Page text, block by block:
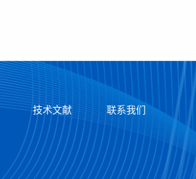
技术文献 联系我们